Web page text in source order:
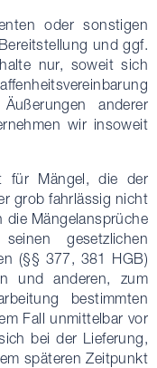
oder sonstigen
und ggf.
nur, soweit sich
anderer
wir insoweit
für Mängel, die der
grob fahrlässig nicht
die Mängelansprüche
gesetzlichen
(§§ 377, 381 HGB)
und anderen, zum
bestimmten
Fall unmittelbar vor
bei der Lieferung,
späteren Zeitpunkt